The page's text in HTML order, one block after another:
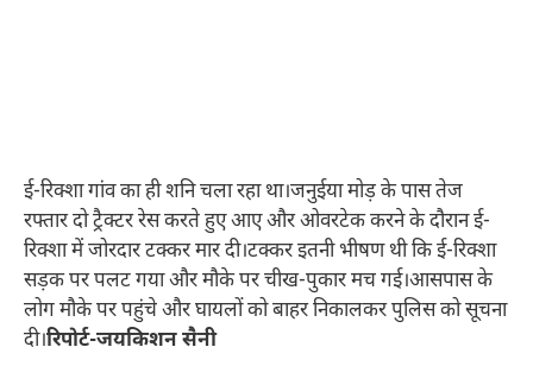
ई-रिक्शा गांव का ही शनि चला रहा था।जनुईया मोड़ के पास तेज
रफ्तार दो ट्रैक्टर रेस करते हुए आए और ओवरटेक करने के दौरान ई-
रिक्शा में जोरदार टक्कर मार दी।टक्कर इतनी भीषण थी कि ई-रिक्शा
सड़क पर पलट गया और मौके पर चीख-पुकार मच गई।आसपास के
लोग मौके पर पहुंचे और घायलों को बाहर निकालकर पुलिस को सूचना
दी।रिपोर्ट-जयकिशन सैनी